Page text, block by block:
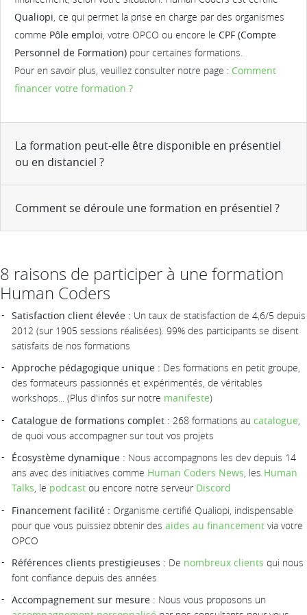
Qualiopi, ce qui permet la prise en charge par des organismes
comme Pôle emploi, votre OPCO ou encore le CPF (Compte
Personnel de Formation) pour certaines formations.
Pour en savoir plus, veuillez consulter notre page : Comment
financer votre formation ?
La formation peut-elle être disponible en présentiel
ou en distanciel ?
Comment se déroule une formation en présentiel ?
8 raisons de participer à une formation
Human Coders
Satisfaction client élevée : Un taux de statisfaction de 4,6/5 depuis
2012 (sur 1905 sessions réalisées). 99% des participants se disent
satisfaits de nos formations
Approche pédagogique unique : Des formations en petit groupe,
des formateurs passionnés et expérimentés, de véritables
workshops... (Plus d'infos sur notre manifeste)
Catalogue de formations complet : 268 formations au catalogue,
de quoi vous accompagner sur tout vos projets
Écosystème dynamique : Nous accompagnons les dev depuis 14
ans avec des initiatives comme Human Coders News, les Human
Talks, le podcast ou encore notre serveur Discord
Financement facilité : Organisme certifié Qualiopi, indispensable
pour que vous puissiez obtenir des aides au financement via votre
OPCO
Références clients prestigieuses : De nombreux clients qui nous
font confiance depuis des années
Accompagnement sur mesure : Nous vous proposons un